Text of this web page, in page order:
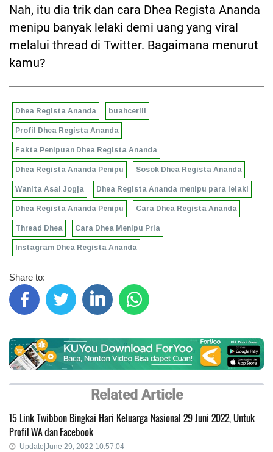
Nah, itu dia trik dan cara Dhea Regista Ananda
menipu banyak lelaki demi uang yang viral
melalui thread di Twitter. Bagaimana menurut
kamu?
Dhea Regista Ananda buahceriii
Profil Dhea Regista Ananda
Fakta Penipuan Dhea Regista Ananda
Dhea Regista Ananda Penipu Sosok Dhea Regista Ananda
Wanita Asal Jogja Dhea Regista Ananda menipu para lelaki
Dhea Regista Ananda Penipu Cara Dhea Regista Ananda
Thread Dhea Cara Dhea Menipu Pria
Instagram Dhea Regista Ananda
Share to:
Related Article
15 Link Twibbon Bingkai Hari Keluarga Nasional 29 Juni 2022, Untuk
Profil WA dan Facebook
Update|June 29, 2022 10:57:04